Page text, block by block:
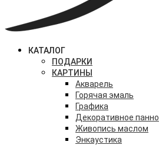
КАТАЛОГ
ПОДАРКИ
КАРТИНЫ
Акварель
Горячая эмаль
Графика
Декоративное панно
Живопись маслом
Энкаустика